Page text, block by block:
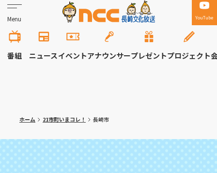
Menu YouTube
番組 ニュースイベントアナウンサープレゼントプロジェクト
ホーム 21市町いまコレ！ 長崎市